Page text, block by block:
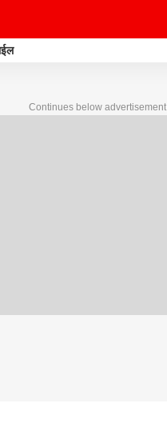
Continues below advertisement